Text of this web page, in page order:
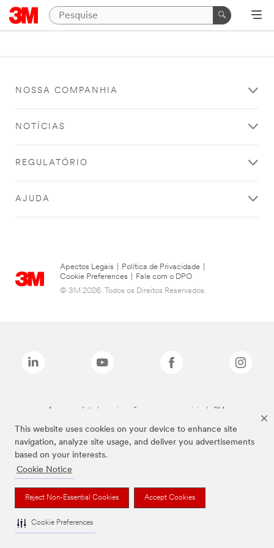
This website uses cookies on your device to enhance site
navigation, analyze site usage, and deliver you advertisements
based on your interests.
Cookie Notice
Reject Non-Essential Cookies Accept Cookies
Cookie Preferences
NOSSA COMPANHIA
NOTÍCIAS
REGULATÓRIO
AJUDA
Apectos Legais Política de Privacidade
Cookie Preferences
Fale com o DPO
© 3M 2026. Todos os Direitos Reservados.
As marcas listadas a cima são marcas comerciais da 3M.